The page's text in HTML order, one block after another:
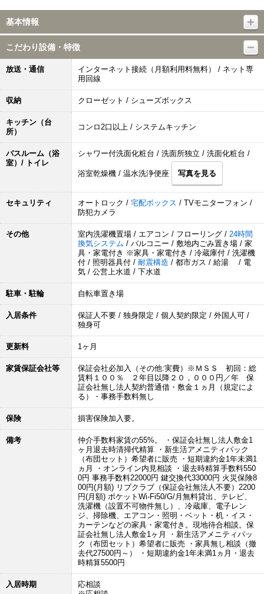
基本情報
こだわり設備・特徴
放送・通信
インターネット接続（月額利用料無料） / ネット専
用回線
収納 クローゼット / シューズボックス
キッチン（台
所）
コンロ2口以上 / システムキッチン
バスルーム（浴
室）/ トイレ
シャワー付洗面化粧台 / 洗面所独立 / 洗面化粧台 /
浴室乾燥機 / 温水洗浄便座 写真を見る
セキュリティ オートロック / 宅配ボックス / TVモニターフォン /
防犯カメラ
その他 室内洗濯機置場 / エアコン / フローリング / 24時間
換気システム / バルコニー / 敷地内ごみ置き場 / 家
具・家電付き ※家具・家電付き / 冷蔵庫付 / 洗濯機
付 / 照明器具付 / 耐震構造 / 都市ガス / 給湯 / 電
気 / 公営上水道 / 下水道
駐車・駐輪 自転車置き場
入居条件
保証人不要 / 独身限定 / 個人契約限定 / 外国人可 /
独身可
更新料 1ヶ月
家賃保証会社等
保証会社必加入（その他:実費）※ＭＳＳ 初回：総
賃料１００％ ２年目以降２０，０００円／年 保
証会社無し法人契約普通借・敷金１ヵ月（規定によ
る）・事務手数料無し
保険 損害保険加入要。
備考
仲介手数料家賃の55%。 ・保証会社無し法人敷金1
ヶ月退去時清掃代精算 ・新生活アメニティパック
（布団セット）希望者に販売 ・短期違約金1年未満1
ヵ月 ・オンライン内見相談 ・退去時精算手数料550
0円 事務手数料22000円 鍵交換代33000円 火災保険8
00円(月額) リブクラブ（保証会社無法人不要）2200
円(月額) ポケットWi-Fi50/G/月無料貸出、テレビ、
洗濯機（設置不可物件無し）、冷蔵庫、電子レン
ジ、掃除機、エアコン・照明・ベット・机・イス・
カーテンなどの家具・家電付き。現地待合相談。保
証会社無し法人敷金1ヶ月 ・新生活アメニティパッ
ク（布団セット）希望者に販売 ・家具無し相談（撤
去代27500円～） ・短期違約金1年未満1ヵ月・退去
時精算5500円
入居時期
応相談